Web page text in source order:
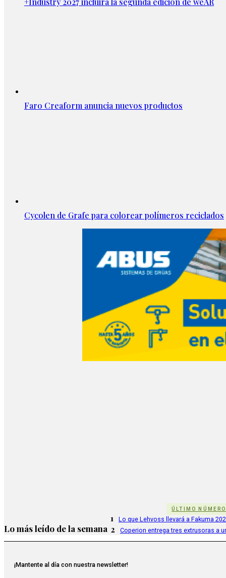
Faro Creaform anuncia nuevos productos
Cycolen de Grafe para colorear polímeros reciclados
ÚLTIMO NÚMERO
Lo más leído de la semana
1 Lo que Lehvoss llevará a Fakuma
2 Coperion entrega tres extrusoras a
¡Mantente al día con nuestra newsletter!